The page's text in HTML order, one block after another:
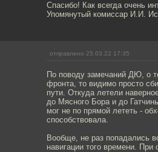
Спасибо! Как всегда очень
Упомянутый комиссар И.И.
отправлено 25.03.22 17:35
По поводу замечаний ДЮ, о
фронта, то видимо просто
пути. Откуда летели
до Мясного Бора и до
мог не по прямой лететь -
способствовала.
Вообще, не раз попадались
навигации того времени.